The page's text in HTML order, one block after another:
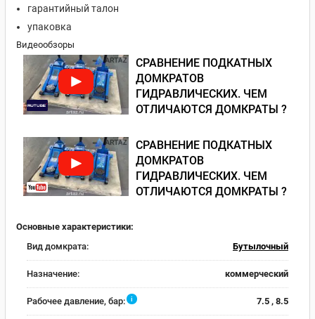
гарантийный талон
упаковка
Видеообзоры
СРАВНЕНИЕ ПОДКАТНЫХ
ДОМКРАТОВ
ГИДРАВЛИЧЕСКИХ. ЧЕМ
ОТЛИЧАЮТСЯ ДОМКРАТЫ ?
СРАВНЕНИЕ ПОДКАТНЫХ
ДОМКРАТОВ
ГИДРАВЛИЧЕСКИХ. ЧЕМ
ОТЛИЧАЮТСЯ ДОМКРАТЫ ?
Основные характеристики:
Вид домкрата:
Бутылочный
Назначение: коммерческий
Рабочее давление, бар: i 7.5 , 8.5